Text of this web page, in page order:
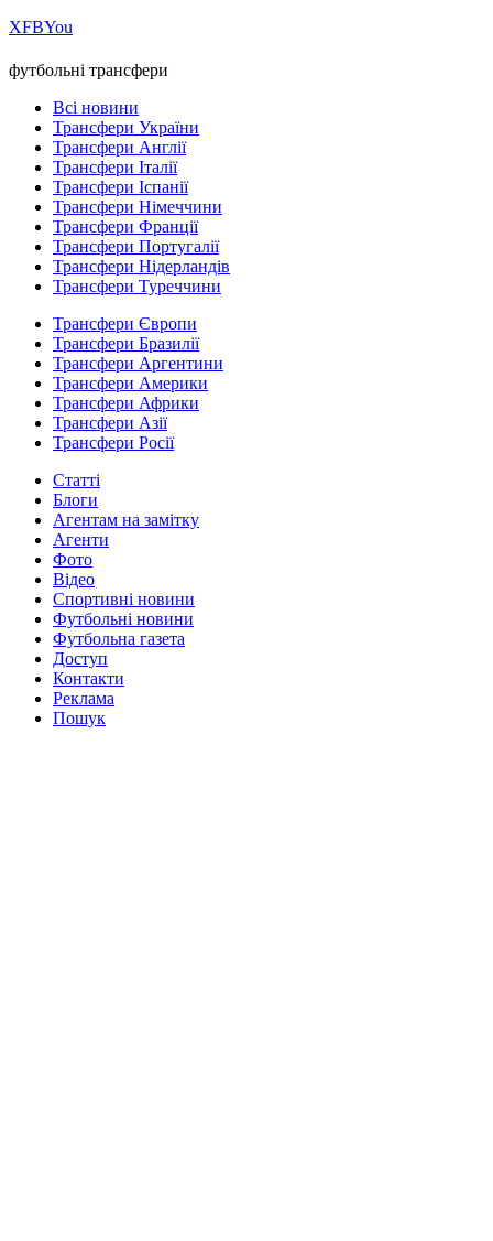
ХFBYou
футбольні трансфери
Всі новини
Трансфери України
Трансфери Англії
Трансфери Італії
Трансфери Іспанії
Трансфери Німеччини
Трансфери Франції
Трансфери Португалії
Трансфери Нідерландів
Трансфери Туреччини
Трансфери Європи
Трансфери Бразилії
Трансфери Аргентини
Трансфери Америки
Трансфери Африки
Трансфери Азії
Трансфери Росії
Статті
Блоги
Агентам на замітку
Агенти
Фото
Відео
Спортивні новини
Футбольні новини
Футбольна газета
Доступ
Контакти
Реклама
Пошук